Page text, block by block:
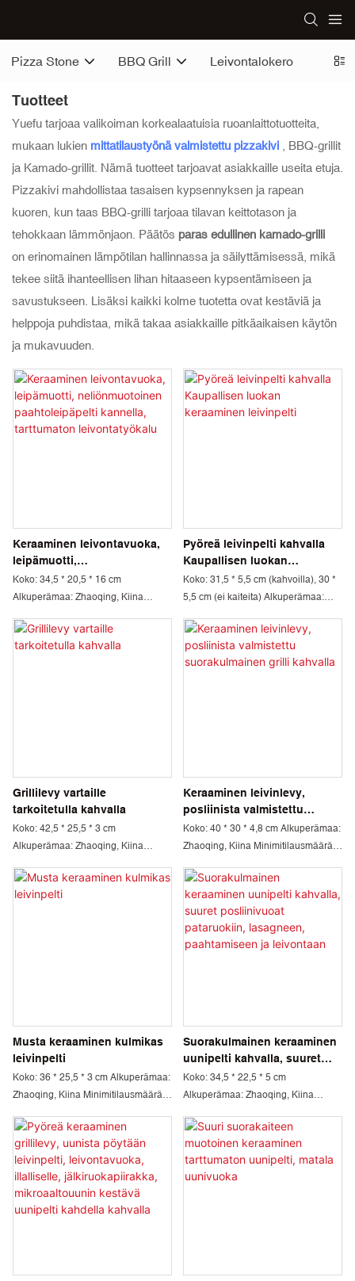
Pizza Stone BBQ Grill Leivontalokero
Tuotteet
Yuefu tarjoaa valikoiman korkealaatuisia ruoanlaittotuotteita,
mukaan lukien mittatilaustyönä valmistettu pizzakivi
, BBQ-grillit
ja Kamado-grillit. Nämä tuotteet tarjoavat asiakkaille useita etuja.
Pizzakivi mahdollistaa tasaisen kypsennyksen ja rapean
kuoren, kun taas BBQ-grilli tarjoaa tilavan keittotason ja
tehokkaan lämmönjaon. Päätös paras edullinen kamado-grilli
on erinomainen lämpötilan hallinnassa ja säilyttämisessä, mikä
tekee siitä ihanteellisen lihan hitaaseen kypsentämiseen ja
savustukseen. Lisäksi kaikki kolme tuotetta ovat kestäviä ja
helppoja puhdistaa, mikä takaa asiakkaille pitkäaikaisen käytön
ja mukavuuden.
Keraaminen leivontavuoka,
leipämuotti,
neliönmuotoinen
paahtoleipäpelti kannella,
Koko: 34,5 * 20,5 * 16 cm
Alkuperämaa: Zhaoqing, Kiina
Valkoinen, punainen
Materiaalitekniikka: Kordieriitti ja
Pyöreä leivinpelti kahvalla
Kaupallisen luokan
keraaminen leivinpelti
Koko: 31,5 * 5,5 cm (kahvoilla), 30 *
5,5 cm (ei kaiteita) Alkuperämaa:
1000 kpl Väri: Valkoinen, sininen
Materiaalitekniikka: Kordieriitti ja
mulliitti Pakkaus: Kartonki
Grillilevy vartaille
tarkoitetulla kahvalla
Koko: 42,5 * 25,5 * 3 cm
Alkuperämaa: Zhaoqing, Kiina
Valkoinen Materiaalitekniikka:
Kordieriitti ja mulliitti Pakkaus:
Keraaminen leivinlevy,
posliinista valmistettu
suorakulmainen grilli
kahvalla
Koko: 40 * 30 * 4,8 cm Alkuperämaa:
Zhaoqing, Kiina Minimitilausmäärä:
sininen Materiaalitekniikka:
Kordieriitti ja mulliitti Pakkaus:
Kartonki Toimitusaika: 30 päivää
Musta keraaminen kulmikas
leivinpelti
Koko: 36 * 25,5 * 3 cm Alkuperämaa:
Zhaoqing, Kiina Minimitilausmäärä:
Materiaalitekniikka: Kordieriitti ja
mulliitti Pakkaus: Kartonki
Toimitusaika: 30 päivää
Suorakulmainen keraaminen
uunipelti kahvalla, suuret
posliinivuoat pataruokiin,
lasagneen, paahtamiseen ja
Koko: 34,5 * 22,5 * 5 cm
Alkuperämaa: Zhaoqing, Kiina
Vihreä Materiaalitekniikka:
Kordieriitti ja mulliitti Pakkaus:
Kartonki Toimitusaika: 30 päivää